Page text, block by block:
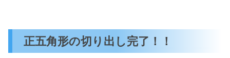
正五角形の切り出し完了！！